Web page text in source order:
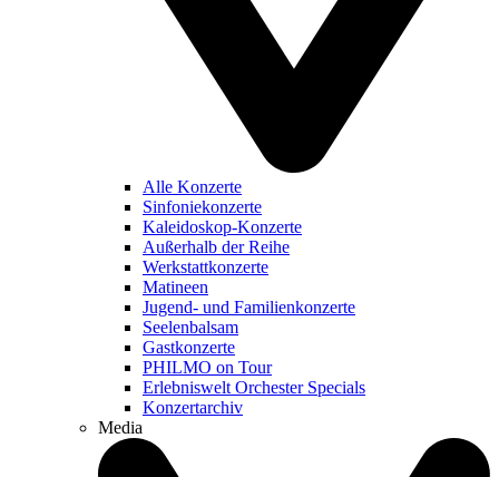
Alle Konzerte
Sinfoniekonzerte
Kaleidoskop-Konzerte
Außerhalb der Reihe
Werkstattkonzerte
Matineen
Jugend- und Familienkonzerte
Seelenbalsam
Gastkonzerte
PHILMO on Tour
Erlebniswelt Orchester Specials
Konzertarchiv
Media